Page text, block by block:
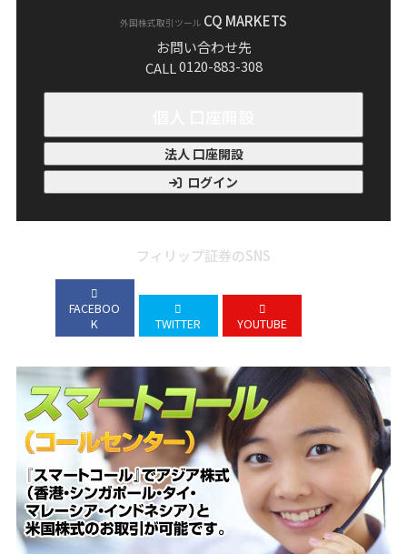
外国株式取引ツール CQ MARKETS
お問い合わせ先
CALL0120-883-308
法人 口座開設
ログイン
フィリップ証券のSNS
FACEBOO
K
TWITTER YOUTUBE